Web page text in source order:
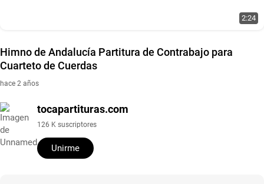
2:24
Himno de Andalucía Partitura de Contrabajo para
Cuarteto de Cuerdas
hace 2 años
tocapartituras.com
126 K suscriptores
Unirme